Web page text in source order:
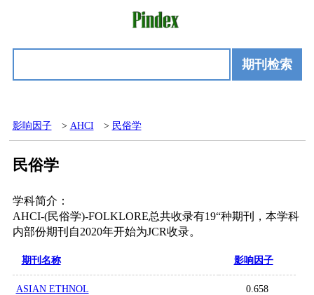
期刊检索
影响因子 > AHCI > 民俗学
民俗学
学科简介：
AHCI-(民俗学)-FOLKLORE总共收录有19“种期刊，本学科
内部份期刊自2020年开始为JCR收录。
期刊名称 影响因子
ASIAN ETHNOL 0.658